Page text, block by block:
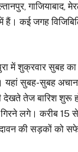
गाजियाबाद,
हैं। कई जगह
में शुक्रवार सुबह का
यहां सुबह-सुबह
देखते तेज बारिश शुरू
लगे। करीब 15
की सड़कों को